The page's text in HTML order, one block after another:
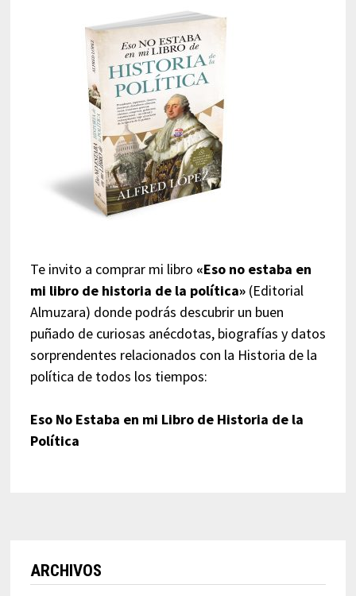
Te invito a comprar mi libro «Eso no estaba en
mi libro de historia de la política»(Editorial
Almuzara) donde podrás descubrir un buen
puñado de curiosas anécdotas, biografías y datos
sorprendentes relacionados con la Historia de la
política de todos los tiempos:
Eso No Estaba en mi Libro de Historia de la
Política
ARCHIVOS